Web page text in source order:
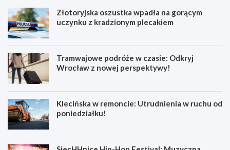
Złotoryjska oszustka wpadła na gorącym
uczynku z kradzionym plecakiem
Tramwajowe podróże w czasie: Odkryj
Wrocław z nowej perspektywy!
Klecińska w remoncie: Utrudnienia w ruchu od
poniedziałku!